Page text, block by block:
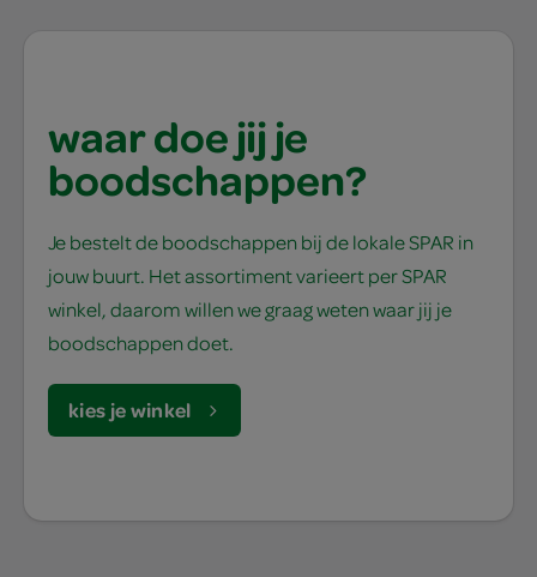
waar doe jij je
boodschappen?
Je bestelt de boodschappen bij de lokale SPAR in
jouw buurt. Het assortiment varieert per SPAR
winkel, daarom willen we graag weten waar jij je
boodschappen doet.
kies je winkel